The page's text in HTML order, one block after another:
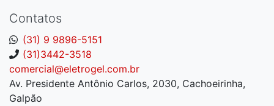
Contatos
(31) 9 9896-5151
(31)3442-3518
comercial@eletrogel.com.br
Av. Presidente Antônio Carlos, 2030, Cachoeirinha,
Galpão